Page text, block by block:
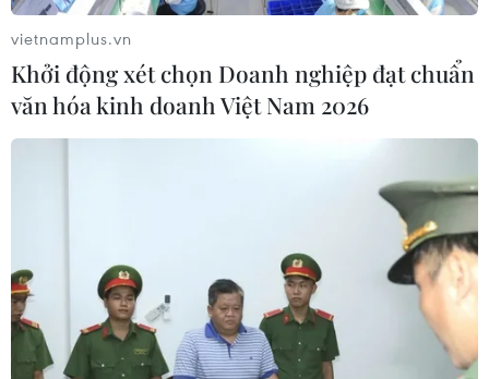
Hàn Quốc thông qua dự luật yêu cầu mở
cuộc điều tra mới về thảm kịch Itaewon
Dự luật thông qua với 256 phiếu thuận, 0 phiếu chống
và 3 phiếu trắng. Dự luật quy định việc thành lập một ủy
ban điều tra để tìm hiểu nguyên nhân gốc rễ của thảm
kịch xảy ra dịp lễ Halloween 2022.
vietnamplus.vn
Khởi động xét chọn Doanh nghiệp đạt chuẩn
văn hóa kinh doanh Việt Nam 2026